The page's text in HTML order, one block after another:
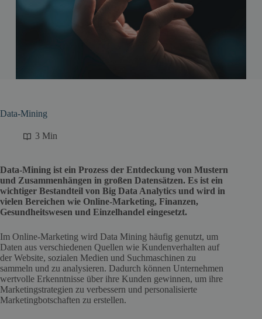
Data-Mining
3 Min
Data-Mining ist ein Prozess der Entdeckung von Mustern
und Zusammenhängen in großen Datensätzen. Es ist ein
wichtiger Bestandteil von Big Data Analytics und wird in
vielen Bereichen wie Online-Marketing, Finanzen,
Gesundheitswesen und Einzelhandel eingesetzt.
Im Online-Marketing wird Data Mining häufig genutzt, um
Daten aus verschiedenen Quellen wie Kundenverhalten auf
der Website, sozialen Medien und Suchmaschinen zu
sammeln und zu analysieren. Dadurch können Unternehmen
wertvolle Erkenntnisse über ihre Kunden gewinnen, um ihre
Marketingstrategien zu verbessern und personalisierte
Marketingbotschaften zu erstellen.